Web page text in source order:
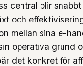
central blir
och
mellan sina e-
operativa grund
det konkret för